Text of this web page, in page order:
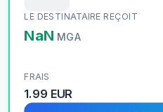
LE DESTINATAIRE REÇOIT
NaN MGA
FRAIS
1.99 EUR